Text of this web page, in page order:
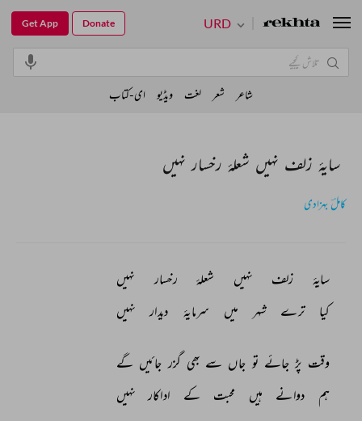
سایۂ زلف نہیں شعلۂ رخسار نہیں
کاملؔ بہزادی
سایۂ زلف نہیں شعلۂ رخسار
نہیں
کیا
ترے شہر میں سرمایۂ دیدار نہیں
وقت پڑ جائے تو جاں سے بھی گزر جائیں گے
ہم
دوانے ہیں محبت کے اداکار نہیں
URD
Get App Donate
شاعر شعر لغت ویڈیو ای-کتاب